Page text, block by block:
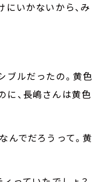
にいかないから、み
ブルだったの。黄色
に、長嶋さんは黄色
んでだろうって。黄